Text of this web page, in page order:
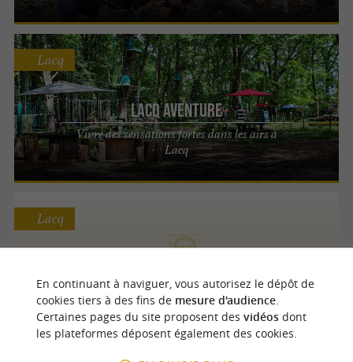
Lacq Aventure
Vivre des sensations fortes dans les airs à
Lacq
Lacq
RTECH RACING
Pilotage automobile / Circuits automobiles
Lacq
En continuant à naviguer, vous autorisez le dépôt de
cookies tiers à des fins de mesure d'audience.
Certaines pages du site proposent des vidéosdont
les plateformes déposent également des cookies.